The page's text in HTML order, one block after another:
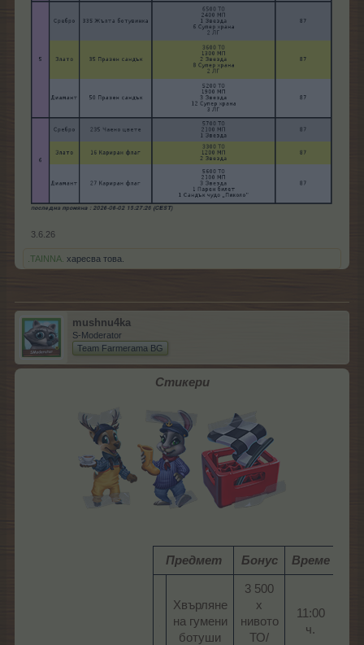
3.6.26
.TAINNA. харесва това.
mushnu4ka
S-Moderator
Team Farmerama BG
Стикери
Предмет Бонус Време
Хвърляне
на гумени
ботуши​
3 500
х
нивото
ТО/
11:00
ч.​